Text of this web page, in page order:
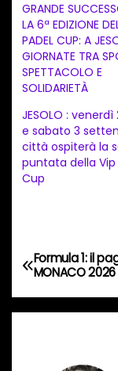
a
m
e
n
t
o
i
n
s
…
GRANDE
LA 6ª EDIZIONE
PADEL CUP: A
GIORNATE TRA
SPETTACOLO E
SOLIDARIETÀ
JESOLO : venerdì
e sabato 3
città ospiterà la
puntata della Vip
Cup
N
a
Formula 1: il
MONACO 2026